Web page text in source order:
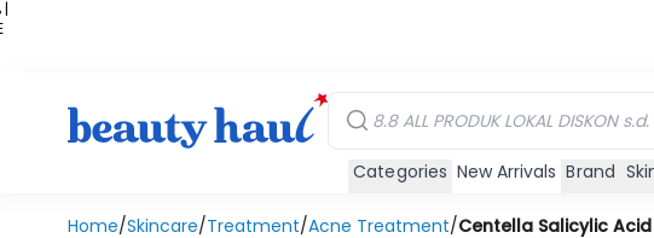
|
Categories New Arrivals Brand
Home/Skincare/Treatment/Acne Treatment/Centella Salicylic